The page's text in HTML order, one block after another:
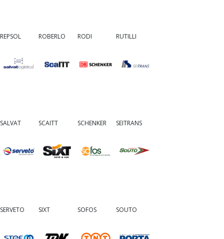
REPSOL ROBERLO RODI RUTILLI
SALVAT SCAITT SCHENKER SEITRANS
SERVETO SIXT SOFOS SOUTO